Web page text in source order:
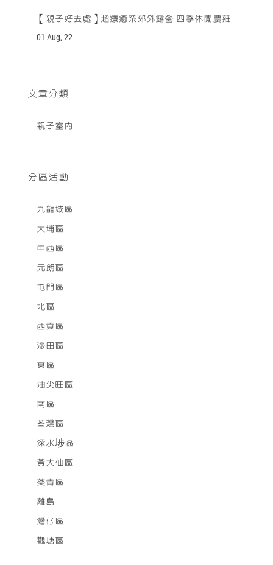
【親子好去處】超療癒系郊外露營 四季休閒農莊
01 Aug, 22
文章分類
親子室內
分區活動
九龍城區
大埔區
中西區
元朗區
屯門區
北區
西貢區
沙田區
東區
油尖旺區
南區
荃灣區
深水埗區
黃大仙區
葵青區
離島
灣仔區
觀塘區